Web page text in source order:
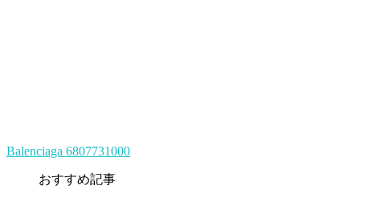
Balenciaga 6807731000
おすすめ記事